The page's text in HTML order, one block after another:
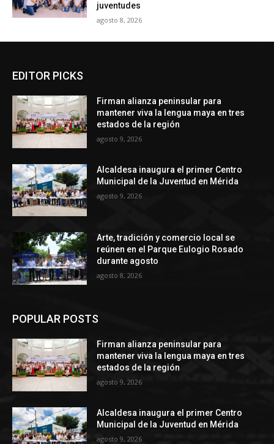
juventudes
agosto 8, 2026
EDITOR PICKS
Firman alianza peninsular para
mantener viva la lengua maya en tres
estados de la región
agosto 9, 2026
Alcaldesa inaugura el primer Centro
Municipal de la Juventud en Mérida
agosto 9, 2026
Arte, tradición y comercio local se
reúnen en el Parque Eulogio Rosado
durante agosto
agosto 8, 2026
POPULAR POSTS
Firman alianza peninsular para
mantener viva la lengua maya en tres
estados de la región
agosto 9, 2026
Alcaldesa inaugura el primer Centro
Municipal de la Juventud en Mérida
agosto 9, 2026